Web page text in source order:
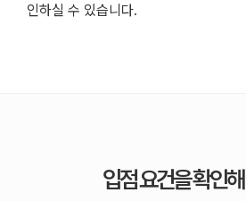
인하실 수 있습니다.
입점 요건을 확인